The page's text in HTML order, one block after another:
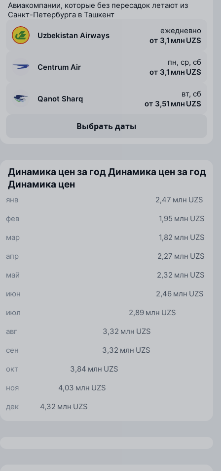
Авиакомпании, которые без пересадок летают из
Санкт-Петербурга в Ташкент
Uzbekistan Airways
ежедневно
от 3,1 млн UZS
Centrum Air
пн, ср, сб
от 3,1 млн UZS
Qanot Sharq
вт, сб
от 3,51 млн UZS
Выбрать даты
Динамика цен за годДинамика цен за год
Динамика цен
2,47 млн UZS
янв
1,95 млн UZS
фев
1,82 млн UZS
мар
2,27 млн UZS
апр
2,32 млн UZS
май
2,46 млн UZS
июн
2,89 млн UZS
июл
3,32 млн UZS
авг
3,32 млн UZS
сен
3,84 млн UZS
окт
4,03 млн UZS
ноя
4,32 млн UZS
дек